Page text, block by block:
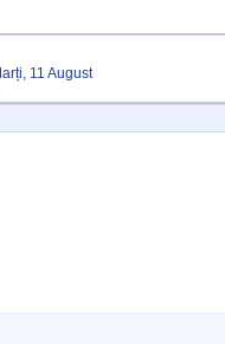
11 August